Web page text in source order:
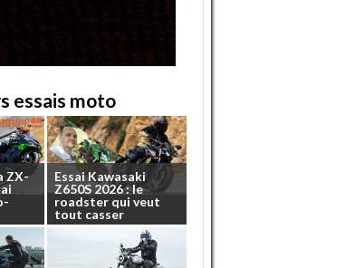
essais moto
ZX-
EssaiKawasaki
Z650S 2026:le
roadster qui veut
tout casser